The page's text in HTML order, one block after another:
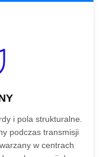
i pola strukturalne.
podczas transmisji
w centrach